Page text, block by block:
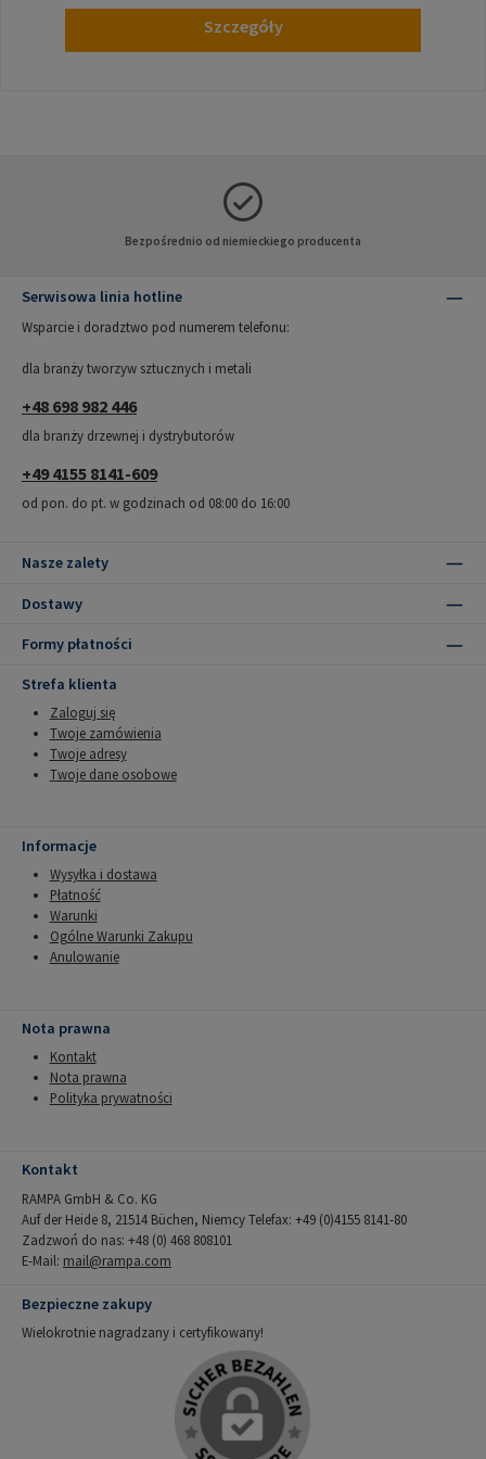
Szczegóły
Bezpośrednio od niemieckiego producenta
Serwisowa linia hotline
Wsparcie i doradztwo pod numerem telefonu:
dla branży tworzyw sztucznych i metali
+48 698 982 446
dla branży drzewnej i dystrybutorów
+49 4155 8141-609
od pon. do pt. w godzinach od 08:00 do 16:00
Nasze zalety
Dostawy
Formy płatności
Strefa klienta
Zaloguj się
Twoje zamówienia
Twoje adresy
Twoje dane osobowe
Informacje
Wysyłka i dostawa
Płatność
Warunki
Ogólne Warunki Zakupu
Anulowanie
Nota prawna
Kontakt
Nota prawna
Polityka prywatności
Kontakt
RAMPA GmbH & Co. KG
Auf der Heide 8, 21514 Büchen, Niemcy Telefax: +49 (0)4155 8141-80
Zadzwoń do nas: +48 (0) 468 808101
E-Mail: mail@rampa.com
Bezpieczne zakupy
Wielokrotnie nagradzany i certyfikowany!